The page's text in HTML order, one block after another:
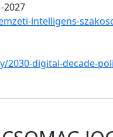
2027
intelligens-
digital-decade-